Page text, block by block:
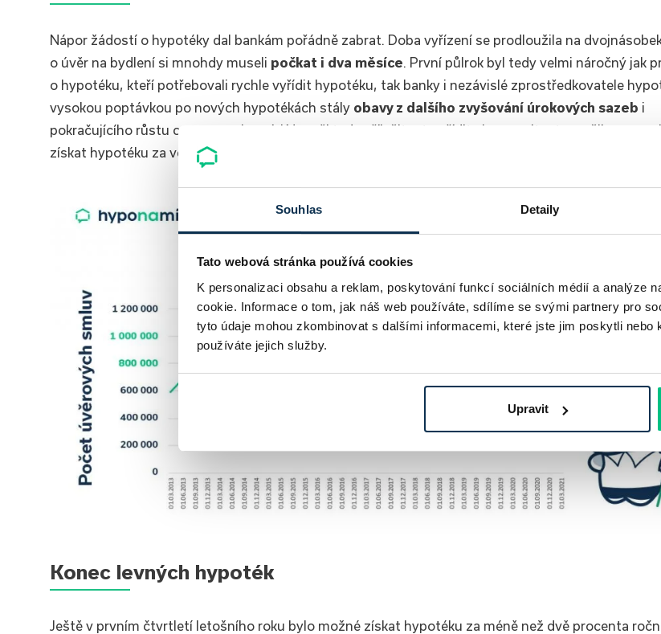
Souhlas Detaily
Tato webová stránka používá cookies
K personalizaci obsahu a reklam, poskytování funkcí sociálních médií a analýze
cookie. Informace o tom, jak náš web používáte, sdílíme se svými partnery pro
tyto údaje mohou zkombinovat s dalšími informacemi, které jste jim poskytli nebo
používáte jejich služby.
Upravit
Nápor žádostí o hypotéky dal bankám pořádně zabrat. Doba vyřízení se prodloužila na
o úvěr na bydlení si mnohdy museli počkat i dva měsíce. První půlrok byl tedy velmi náročný jak
o hypotéku, kteří potřebovali rychle vyřídit hypotéku, tak banky i nezávislé zprostředkovatele
vysokou poptávkou po nových hypotékách stály obavy z dalšího zvyšování úrokových sazeb i
pokračujícího růstu cen nemovitostí. Kdo měl tedy příležitost pořídit si nemovitost, snažil se co
získat hypotéku za velmi výhodný úrok.
Konec levných hypoték
Ještě v prvním čtvrtletí letošního roku bylo možné získat hypotéku za méně než dvě procenta